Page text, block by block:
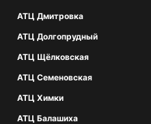
АТЦ Дмитровка
АТЦ Долгопрудный
АТЦ Щёлковская
АТЦ Семеновская
АТЦ Химки
АТЦ Балашиха